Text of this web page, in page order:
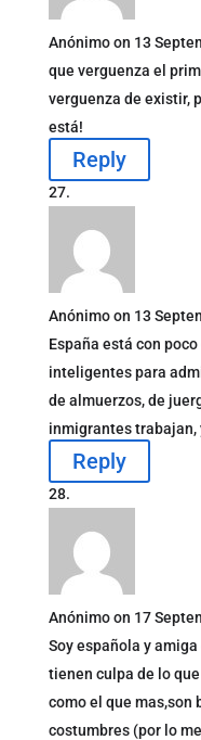
Anónimo on 13
que verguenza el
verguenza de existir,
está!
Reply
Anónimo on 13
España está con
inteligentes para
de almuerzos, de
inmigrantes trabajan,
Reply
Anónimo on 17
Soy española y
tienen culpa de lo
como el que mas,son
costumbres (por lo